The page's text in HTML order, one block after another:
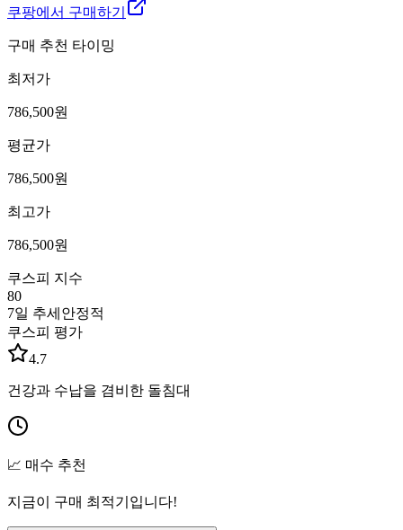
쿠팡에서 구매하기
구매 추천 타이밍
최저가
786,500원
평균가
786,500원
최고가
786,500원
쿠스피 지수
80
7일 추세 안정적
쿠스피 평가
4.7
건강과 수납을 겸비한 돌침대
📈 매수 추천
지금이 구매 최적기입니다!